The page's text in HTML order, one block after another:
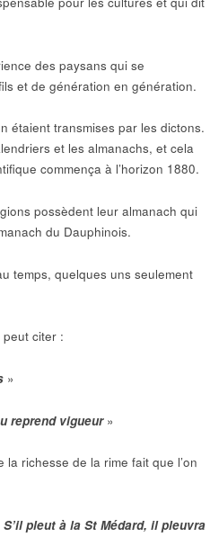
des paysans qui se
et de génération en génération.
étaient transmises par les dictons.
et les almanachs, et cela
commença à l’horizon 1880.
possèdent leur almanach qui
du Dauphinois.
temps, quelques uns seulement
citer :
»
reprend vigueur »
richesse de la rime fait que l’on
S’il pleut à la St Médard, il pleuvra